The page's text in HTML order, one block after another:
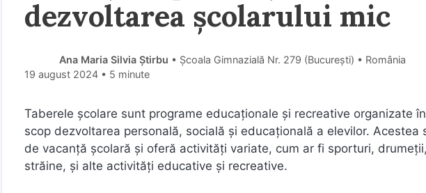
dezvoltarea școlarului mic
Ana Maria Silvia Știrbu • Școala Gimnazială Nr. 279 (Bucureşti) • România
19 august 2024 • 5 minute
Taberele școlare sunt programe educaționale și recreative organizate
scop dezvoltarea personală, socială și educațională a elevilor.
de vacanță școlară și oferă activități variate, cum ar fi sporturi,
străine, și alte activități educative și recreative.